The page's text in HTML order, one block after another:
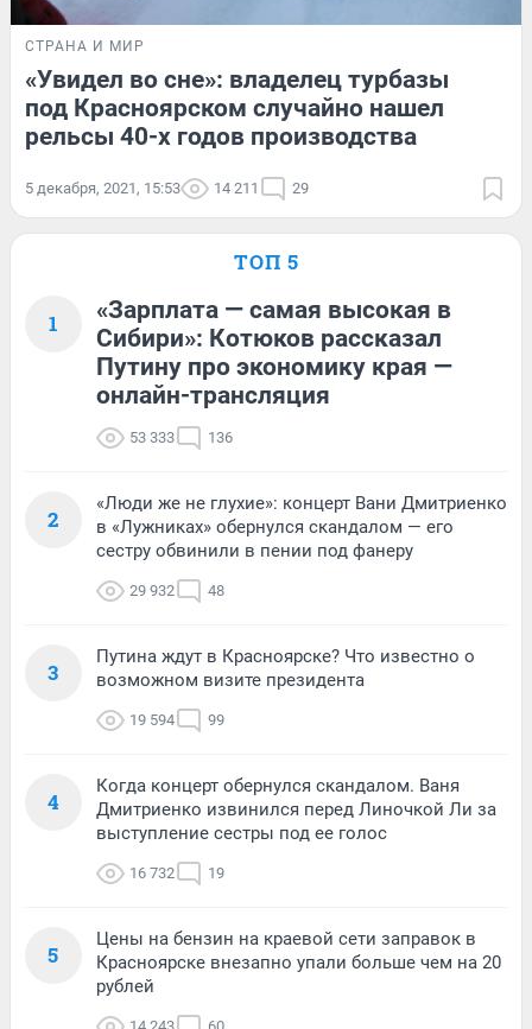
СТРАНА И МИР
«Увидел во сне»: владелец турбазы
под Красноярском случайно нашел
рельсы 40-х годов производства
5 декабря, 2021, 15:53 14 211 29
ТОП 5
1
«Зарплата — самая высокая в
Сибири»: Котюков рассказал
Путину про экономику края —
онлайн-трансляция
53 333 136
2
«Люди же не глухие»: концерт Вани Дмитриенко
в «Лужниках» обернулся скандалом — его
сестру обвинили в пении под фанеру
29 932 48
3
Путина ждут в Красноярске? Что известно о
возможном визите президента
19 594 99
4
Когда концерт обернулся скандалом. Ваня
Дмитриенко извинился перед Линочкой Ли за
выступление сестры под ее голос
16 732 19
5
Цены на бензин на краевой сети заправок в
Красноярске внезапно упали больше чем на 20
рублей